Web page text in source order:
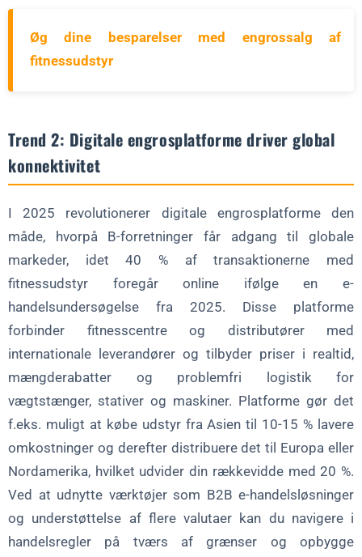
Øg dine besparelser med engrossalg af
fitnessudstyr
Trend 2: Digitale engrosplatforme driver global
konnektivitet
I 2025 revolutionerer digitale engrosplatforme den
måde, hvorpå B-forretninger får adgang til globale
markeder, idet 40 % af transaktionerne med
fitnessudstyr foregår online ifølge en e-
handelsundersøgelse fra 2025. Disse platforme
forbinder fitnesscentre og distributører med
internationale leverandører og tilbyder priser i realtid,
mængderabatter og problemfri logistik for
vægtstænger, stativer og maskiner. Platforme gør det
f.eks. muligt at købe udstyr fra Asien til 10-15 % lavere
omkostninger og derefter distribuere det til Europa eller
Nordamerika, hvilket udvider din rækkevidde med 20 %.
Ved at udnytte værktøjer som B2B e-handelsløsninger
og understøttelse af flere valutaer kan du navigere i
handelsregler på tværs af grænser og opbygge